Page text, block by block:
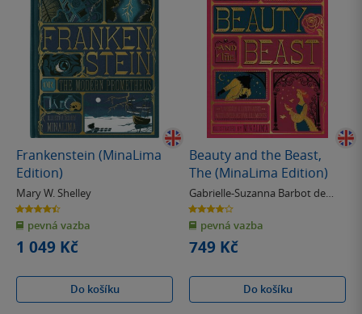
Frankenstein (MinaLima
Edition)
Mary W. Shelley
4.4
z
5
hvězdiček
pevná vazba
1 049 Kč
Do košíku
Beauty and the Beast,
The (MinaLima Edition)
Gabrielle-Suzanna Barbot de
Villenueve
4.0
z
5
hvězdiček
pevná vazba
749 Kč
Do košíku